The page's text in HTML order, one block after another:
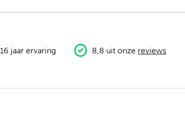
16 jaar ervaring 8,8 uit onze reviews